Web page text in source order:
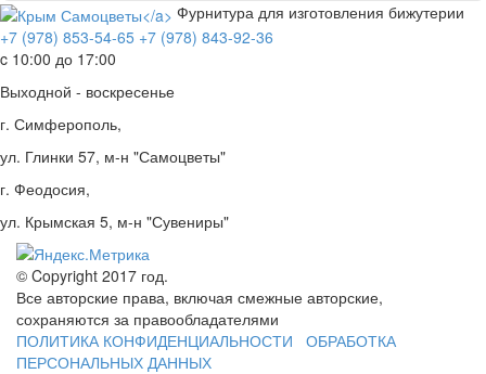
Фурнитура для изготовления бижутерии
+7 (978) 853-54-65 +7 (978) 843-92-36
c 10:00 до 17:00
Выходной - воскресенье
г. Симферополь,
ул. Глинки 57, м-н "Самоцветы"
г. Феодосия,
ул. Крымская 5, м-н "Сувениры"
© Copyright 2017 год.
Все авторские права, включая смежные авторские,
сохраняются за правообладателями
ПОЛИТИКА КОНФИДЕНЦИАЛЬНОСТИ
ОБРАБОТКА
ПЕРСОНАЛЬНЫХ ДАННЫХ